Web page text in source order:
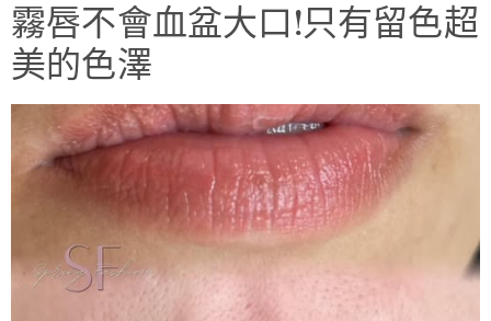
霧唇不會血盆大口!只有留色超
美的色澤